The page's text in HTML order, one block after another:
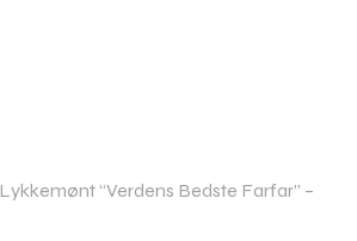
Lykkemønt “Verdens Bedste Farfar” –